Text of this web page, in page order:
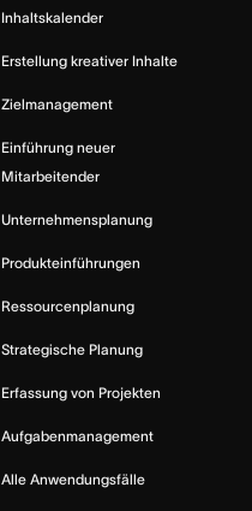
Inhaltskalender
Erstellung kreativer Inhalte
Zielmanagement
Einführung neuer
Mitarbeitender
Unternehmensplanung
Produkteinführungen
Ressourcenplanung
Strategische Planung
Erfassung von Projekten
Aufgabenmanagement
Alle Anwendungsfälle